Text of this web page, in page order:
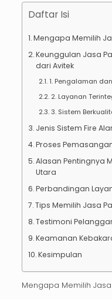
Daftar Isi
Mengapa Memilih
Keunggulan Jasa
dari Avitek
1. Pengalaman
2. Layanan
3. Sistem
Jenis Sistem Fire
Proses
Alasan Pentingnya
Utara
Perbandingan
Tips Memilih Jasa
Testimoni
Keamanan
Kesimpulan
Mengapa Memilih